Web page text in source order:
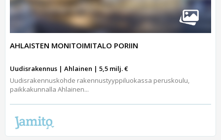
AHLAISTEN MONITOIMITALO PORIIN
Uudisrakennus | Ahlainen | 5,5 milj. €
Uudisrakennuskohde rakennustyyppiluokassa peruskoulu,
paikkakunnalla Ahlainen...